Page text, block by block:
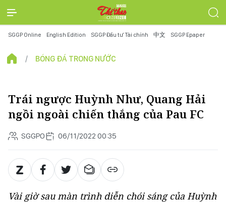
SGGP Online English Edition SGGP Đầu tư Tài chính 中文 SGGP Epaper
BÓNG ĐÁ TRONG NƯỚC
Trái ngược Huỳnh Như, Quang Hải
ngồi ngoài chiến thắng của Pau FC
SGGPO 06/11/2022 00:35
Vài giờ sau màn trình diễn chói sáng của Huỳnh